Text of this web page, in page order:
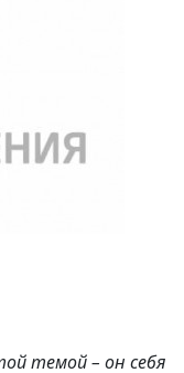
темой – он себя